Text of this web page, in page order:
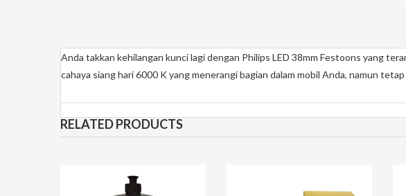
Anda takkan kehilangan kunci lagi dengan Philips LED 38mm Festoons yang
cahaya siang hari 6000 K yang menerangi bagian dalam mobil Anda, namun
RELATED PRODUCTS